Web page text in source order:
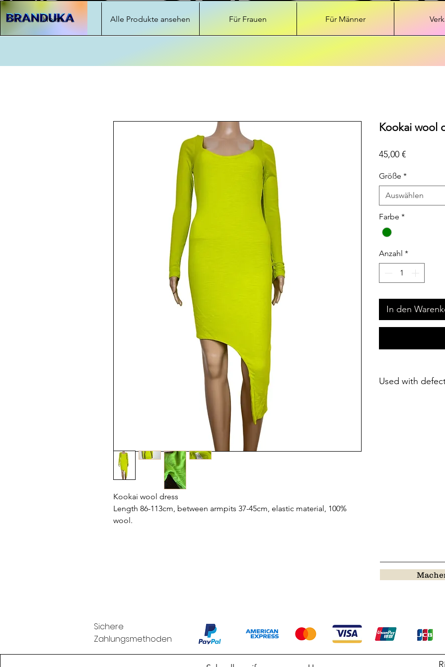
Heim Alle Produkte ansehen Für Frauen Für Männer
Kookai wool dress
Length 86-113cm, between armpits 37-45cm, elastic material, 100%
wool.
Kookai wool
45,00 €Preis
Größe *
Auswählen
Farbe *
Anzahl *
In den
Used with
Sichere
Zahlungsmethoden